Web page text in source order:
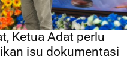
Ketua Adat perlu
isu dokumentasi